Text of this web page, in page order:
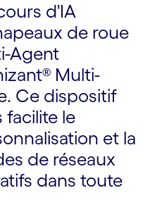
d'IA
de roue
Agent
Multi-
Ce dispositif
le
et la
de réseaux
dans toute